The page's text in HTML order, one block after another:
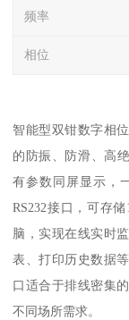
频率
相位
智能型双钳数字相
的防振、防滑、高
有参数同屏显示，
RS232接口，可存
脑，实现在线实时
表、打印历史数据
口适合于排线密集
不同场所需求。